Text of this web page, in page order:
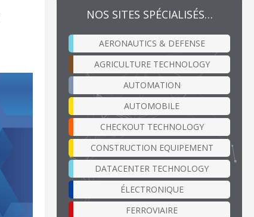
NOS SITES SPÉCIALISÉS…
AERONAUTICS & DEFENSE
AGRICULTURE TECHNOLOGY
AUTOMATION
AUTOMOBILE
CHECKOUT TECHNOLOGY
CONSTRUCTION EQUIPEMENT
DATACENTER TECHNOLOGY
ÉLECTRONIQUE
FERROVIAIRE